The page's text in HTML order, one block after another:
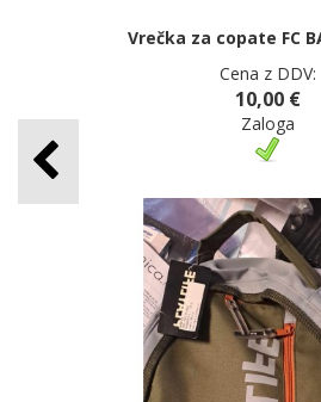
Vrečka za copate FC
Cena z DDV:
10,00 €
Zaloga